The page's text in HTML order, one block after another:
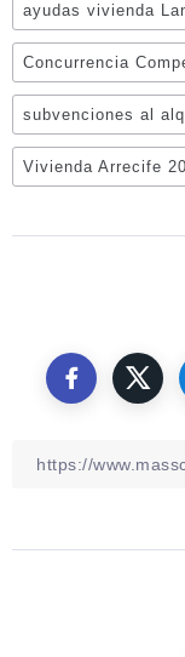
ayudas vivienda
Concurrencia
subvenciones al
Vivienda Arrecife